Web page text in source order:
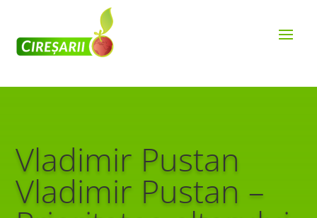
Vladimir Pustan
Vladimir Pustan –